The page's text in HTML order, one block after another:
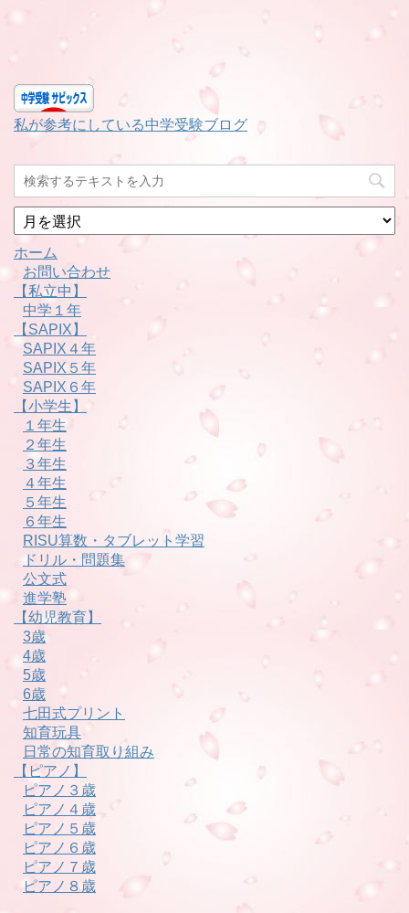
私が参考にしている中学受験ブログ
月
別
ホーム
お問い合わせ
【私立中】
中学１年
【SAPIX】
SAPIX４年
SAPIX５年
SAPIX６年
【小学生】
１年生
２年生
３年生
４年生
５年生
６年生
RISU算数・タブレット学習
ドリル・問題集
公文式
進学塾
【幼児教育】
3歳
4歳
5歳
6歳
七田式プリント
知育玩具
日常の知育取り組み
【ピアノ】
ピアノ３歳
ピアノ４歳
ピアノ５歳
ピアノ６歳
ピアノ７歳
ピアノ８歳